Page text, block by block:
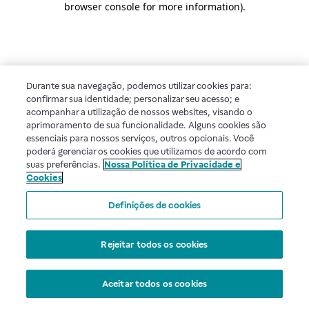
browser console for more information).
Durante sua navegação, podemos utilizar cookies para:
confirmar sua identidade; personalizar seu acesso; e
acompanhar a utilização de nossos websites, visando o
aprimoramento de sua funcionalidade. Alguns cookies são
essenciais para nossos serviços, outros opcionais. Você
poderá gerenciar os cookies que utilizamos de acordo com
suas preferências. Nossa Política de Privacidade e
Cookies
Definições de cookies
Rejeitar todos os cookies
Aceitar todos os cookies